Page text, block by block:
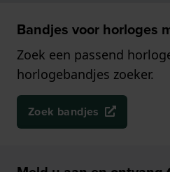
Bandjes voor horloges
Zoek een passend
horlogebandjes zoeker.
Zoek bandjes